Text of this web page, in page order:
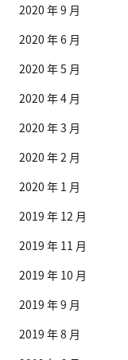
2020 年 9 月
2020 年 6 月
2020 年 5 月
2020 年 4 月
2020 年 3 月
2020 年 2 月
2020 年 1 月
2019 年 12 月
2019 年 11 月
2019 年 10 月
2019 年 9 月
2019 年 8 月